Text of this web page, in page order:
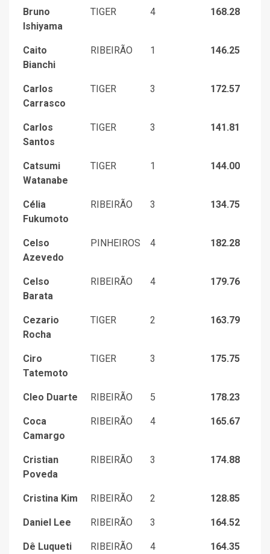
Bruno
Ishiyama
TIGER 4 168.28
Caito
Bianchi
RIBEIRÃO 1 146.25
Carlos
Carrasco
TIGER 3 172.57
Carlos
Santos
TIGER 3 141.81
Catsumi
Watanabe
TIGER 1 144.00
Célia
Fukumoto
RIBEIRÃO 3 134.75
Celso
Azevedo
PINHEIROS 4 182.28
Celso
Barata
RIBEIRÃO 4 179.76
Cezario
Rocha
TIGER 2 163.79
Ciro
Tatemoto
TIGER 3 175.75
Cleo Duarte RIBEIRÃO 5 178.23
Coca
Camargo
RIBEIRÃO 4 165.67
Cristian
Poveda
RIBEIRÃO 3 174.88
Cristina Kim RIBEIRÃO 2 128.85
Daniel Lee RIBEIRÃO 3 164.52
Dê Luqueti RIBEIRÃO 4 164.35